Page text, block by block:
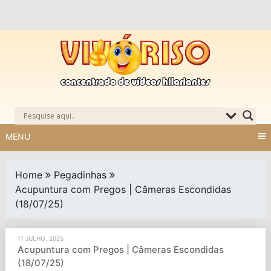
MENU
Home
Pegadinhas
Acupuntura com Pregos | Câmeras Escondidas
(18/07/25)
11 JULHO, 2025
Acupuntura com Pregos | Câmeras Escondidas
(18/07/25)